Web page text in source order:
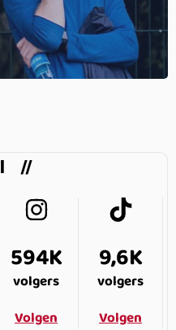
594K
volgers
Volgen
9,6K
volgers
Volgen